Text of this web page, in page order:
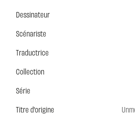
Dessinateur
Scénariste
Traductrice
Collection
Série
Titre d'origine